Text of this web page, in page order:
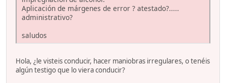
Aplicación de márgenes de error ? atestado?.....
administrativo?
saludos
Hola, ¿le visteis conducir, hacer maniobras irregulares, o tenéis
algún testigo que lo viera conducir?